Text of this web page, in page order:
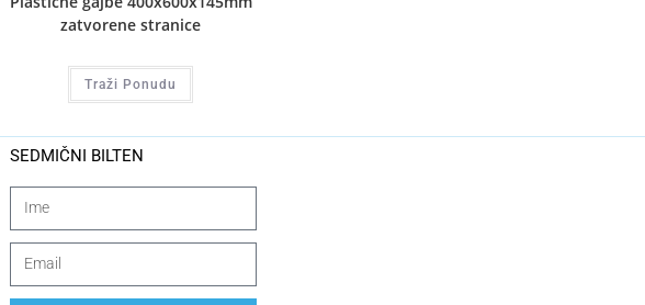
zatvorene stranice
Traži Ponudu
SEDMIČNI BILTEN